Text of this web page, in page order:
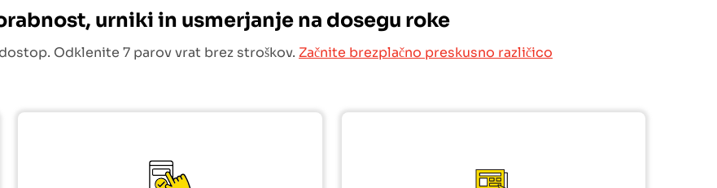
urniki in usmerjanje na dosegu roke
Odklenite 7 parov vrat brez stroškov. Začnite brezplačno preskusno različico